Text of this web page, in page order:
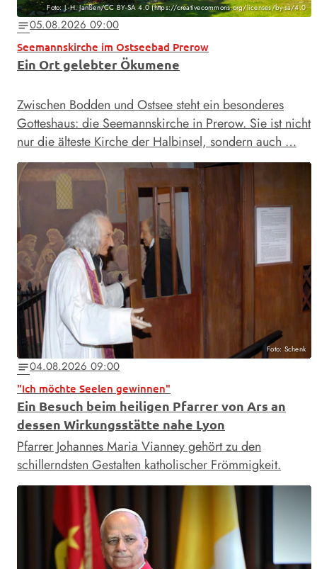
Foto: J.-H. Janßen/CC BY-SA 4.0 (https://creativecommons.org/licenses/by-sa/4.0
notes05.08.2026 09:00
Seemannskirche im Ostseebad Prerow
Ein Ort gelebter Ökumene
Zwischen Bodden und Ostsee steht ein besonderes
Gotteshaus: die Seemannskirche in Prerow. Sie ist nicht
nur die älteste Kirche der Halbinsel, sondern auch …
Foto: Schenk
notes04.08.2026 09:00
"Ich möchte Seelen gewinnen"
Ein Besuch beim heiligen Pfarrer von Ars an
dessen Wirkungsstätte nahe Lyon
Pfarrer Johannes Maria Vianney gehört zu den
schillerndsten Gestalten katholischer Frömmigkeit.